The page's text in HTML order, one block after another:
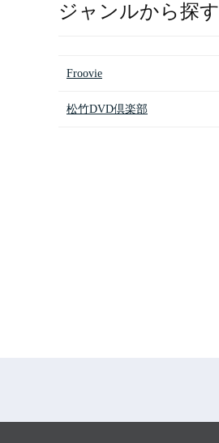
ジャンルから探す
Froovie
松竹DVD倶楽部